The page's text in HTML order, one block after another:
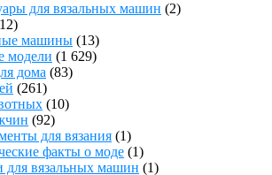
для вязальных машин (2)
машины (13)
модели (1 629)
дома (83)
(261)
(10)
(92)
для вязания (1)
факты о моде (1)
для вязальных машин (1)